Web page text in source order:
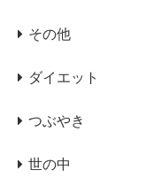
その他
ダイエット
つぶやき
世の中